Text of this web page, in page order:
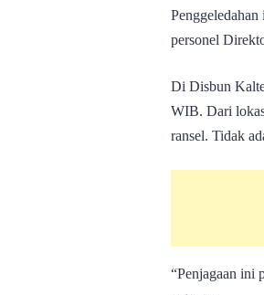
personel
Di Disbun
WIB. Dari
ransel. Tidak
“Penjagaan ini